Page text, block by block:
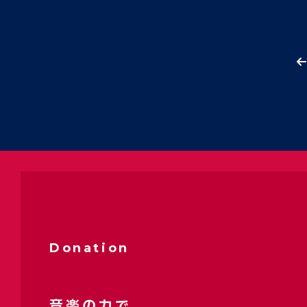
Donation